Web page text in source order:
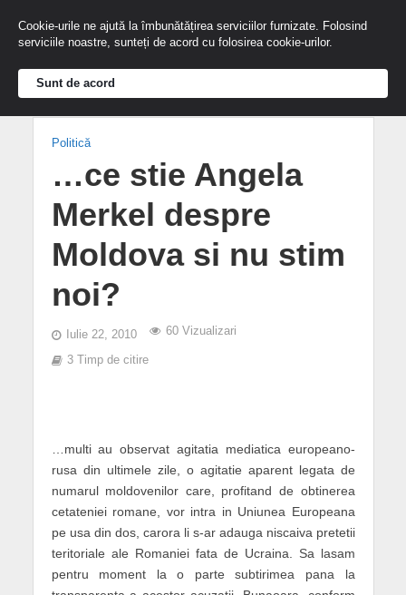
Politică
…ce stie Angela
Merkel despre
Moldova si nu stim
noi?
Iulie 22, 2010 60 Vizualizari
3 Timp de citire
…multi au observat agitatia mediatica europeano-
rusa din ultimele zile, o agitatie aparent legata de
numarul moldovenilor care, profitand de obtinerea
cetateniei romane, vor intra in Uniunea Europeana
pe usa din dos, carora li s-ar adauga niscaiva pretetii
teritoriale ale Romaniei fata de Ucraina. Sa lasam
pentru moment la o parte subtirimea pana la
Cookie-urile ne ajută la îmbunătățirea serviciilor furnizate. Folosind
serviciile noastre, sunteți de acord cu folosirea cookie-urilor.
Sunt de acord